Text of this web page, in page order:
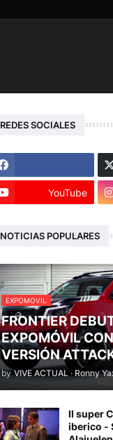
REDES SOCIALES
YouTube
NOTICIAS POPULARES
EXPOMOVIL
FRONTIER
EXPOMÓVIL
VERSIÓN
by VIVE ACTUAL · Ronny
II super
iberico -